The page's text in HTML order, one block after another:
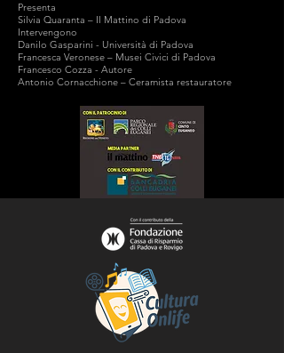
Presenta
Silvia Quaranta – Il Mattino di Padova
Intervengono
Danilo Gasparini - Università di Padova
Francesca Veronese – Musei Civici di Padova
Francesco Cozza - Autore
Antonio Cornacchione – Ceramista restauratore